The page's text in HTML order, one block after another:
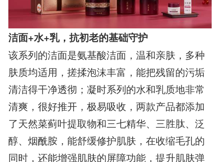
洁面+水+乳，抗初老的基础守护
该系列的洁面是氨基酸洁面，温和亲肤，多种
肤质均适用，搓揉泡沫丰富，能把残留的污垢
清洁得干净透彻；凝时系列的水和乳质地非常
清爽，很好推开，极易吸收，两款产品都添加
了天然菜蓟叶提取物和三七精华、三胜肽、泛
醇、烟酰胺，能舒缓修护肌肤，在收缩毛孔的
同时，还能增强肌肤的屏障功能，提升肌肤弹